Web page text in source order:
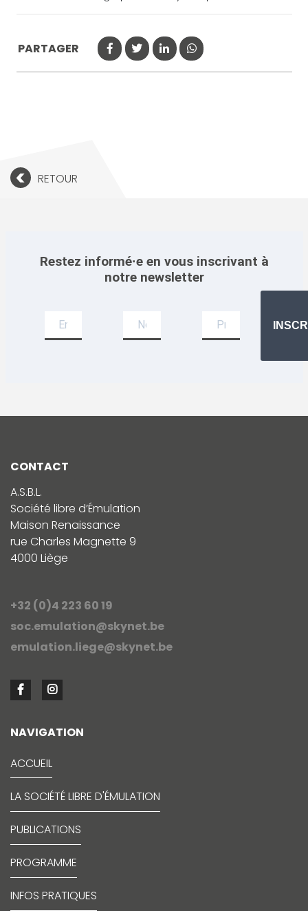
PARTAGER
< RETOUR
Restez informé·e en vous inscrivant à
notre newsletter
CONTACT
A.S.B.L.
Société libre d’Émulation
Maison Renaissance
rue Charles Magnette 9
4000 Liège
+32 (0)4 223 60 19
soc.emulation@skynet.be
emulation.liege@skynet.be
NAVIGATION
ACCUEIL
LA SOCIÉTÉ LIBRE D'ÉMULATION
PUBLICATIONS
PROGRAMME
INFOS PRATIQUES